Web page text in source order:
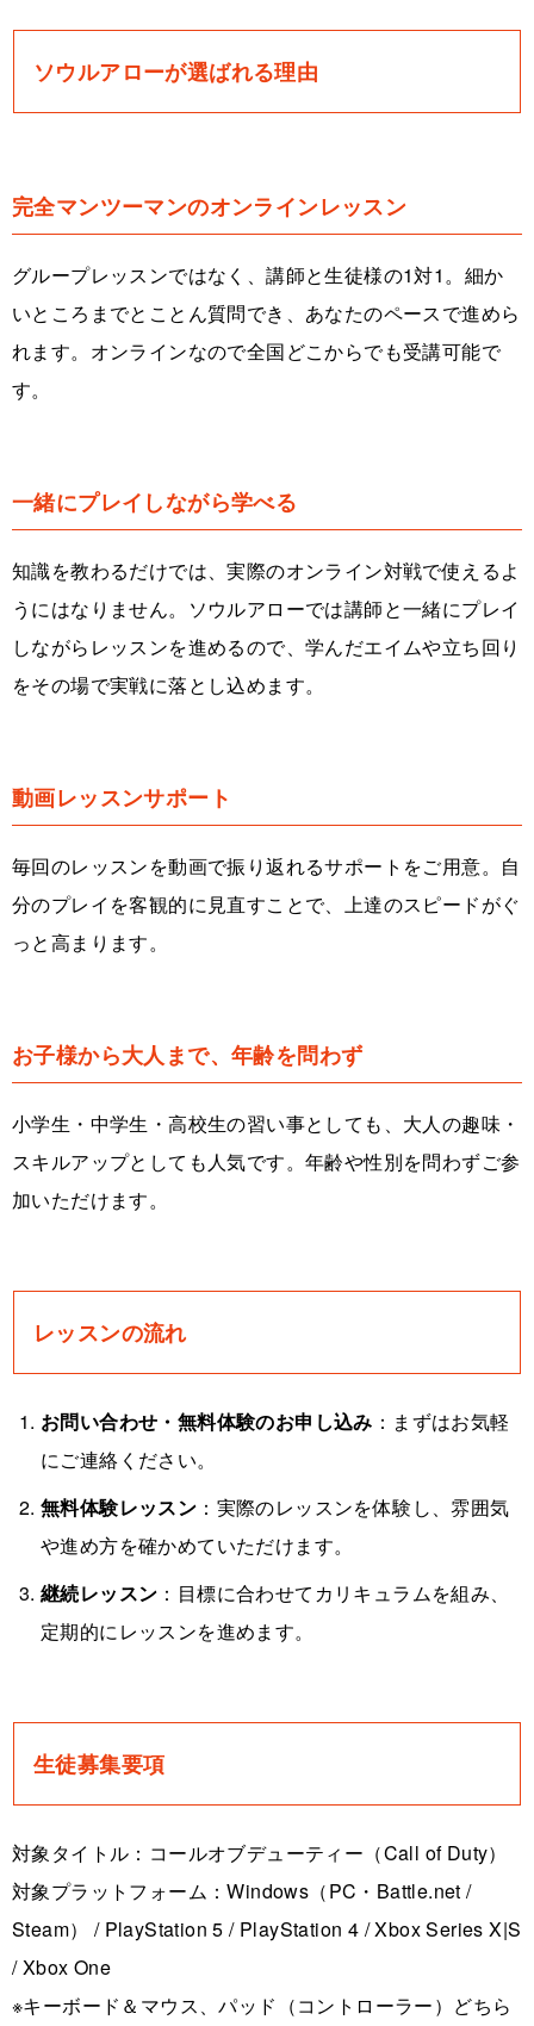
ソウルアローが選ばれる理由
完全マンツーマンのオンラインレッスン
グループレッスンではなく、講師と生徒様の1対1。細か
いところまでとことん質問でき、あなたのペースで進めら
れます。オンラインなので全国どこからでも受講可能で
す。
一緒にプレイしながら学べる
知識を教わるだけでは、実際のオンライン対戦で使えるよ
うにはなりません。ソウルアローでは講師と一緒にプレイ
しながらレッスンを進めるので、学んだエイムや立ち回り
をその場で実戦に落とし込めます。
動画レッスンサポート
毎回のレッスンを動画で振り返れるサポートをご用意。自
分のプレイを客観的に見直すことで、上達のスピードがぐ
っと高まります。
お子様から大人まで、年齢を問わず
小学生・中学生・高校生の習い事としても、大人の趣味・
スキルアップとしても人気です。年齢や性別を問わずご参
加いただけます。
レッスンの流れ
お問い合わせ・無料体験のお申し込み ：まずはお気軽
にご連絡ください。
無料体験レッスン ：実際のレッスンを体験し、雰囲気
や進め方を確かめていただけます。
継続レッスン ：目標に合わせてカリキュラムを組み、
定期的にレッスンを進めます。
生徒募集要項
対象タイトル：コールオブデューティー（Call of Duty）
対象プラットフォーム：Windows（PC・Battle.net /
Steam） / PlayStation 5 / PlayStation 4 / Xbox Series X|S
/ Xbox One
※キーボード＆マウス、パッド（コントローラー）どちら